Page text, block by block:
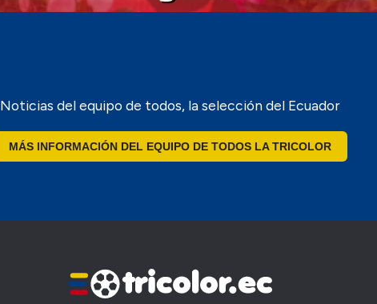
Noticias del equipo de todos, la selección del Ecuador
MÁS INFORMACIÓN DEL EQUIPO DE TODOS LA TRICOLOR